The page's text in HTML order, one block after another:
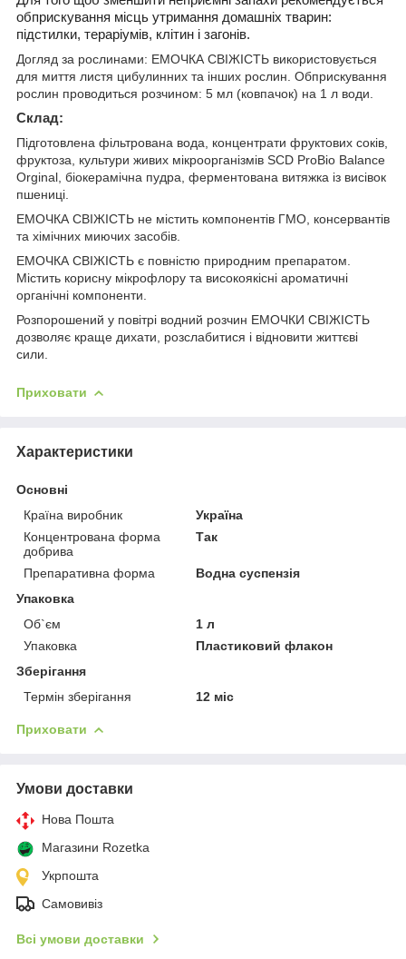
обприскування місць утримання домашніх тварин:
підстилки, тераріумів, клітин і загонів.
Догляд за рослинами: ЕМОЧКА СВІЖІСТЬ використовується
для миття листя цибулинних та інших рослин. Обприскування
рослин проводиться розчином: 5 мл (ковпачок) на 1 л води.
Склад:
Підготовлена фільтрована вода, концентрати фруктових соків,
фруктоза, культури живих мікроорганізмів SCD ProBio Balance
Orginal, біокерамічна пудра, ферментована витяжка із висівок
пшениці.
ЕМОЧКА СВІЖІСТЬ не містить компонентів ГМО, консервантів
та хімічних миючих засобів.
ЕМОЧКА СВІЖІСТЬ є повністю природним препаратом.
Містить корисну мікрофлору та високоякісні ароматичні
органічні компоненти.
Розпорошений у повітрі водний розчин ЕМОЧКИ СВІЖІСТЬ
дозволяє краще дихати, розслабитися і відновити життєві
сили.
Приховати
Характеристики
Основні
Країна виробник
Україна
Концентрована форма
добрива
Так
Препаративна форма
Водна суспензія
Упаковка
Об`єм
1 л
Упаковка
Пластиковий флакон
Зберігання
Термін зберігання
12 міс
Приховати
Умови доставки
Нова Пошта
Магазини Rozetka
Укрпошта
Самовивіз
Всі умови доставки